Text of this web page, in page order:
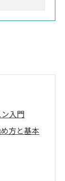
入門
方と基本
るべき流